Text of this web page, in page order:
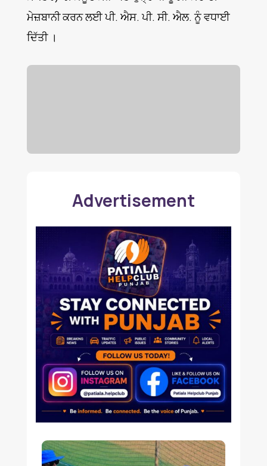
ਮੇਜ਼ਬਾਨੀ ਕਰਨ ਲਈ ਪੀ. ਐਸ. ਪੀ. ਸੀ. ਐਲ. ਨੂੰ ਵਧਾਈ
ਦਿੱਤੀ ।
Advertisement